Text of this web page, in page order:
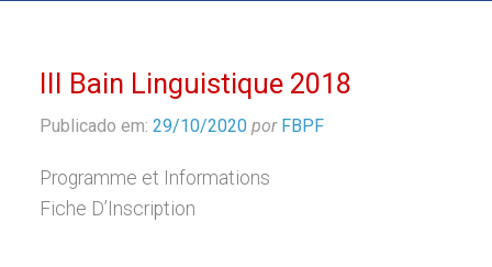
III Bain Linguistique 2018
Publicado em: 29/10/2020 por FBPF
Programme et Informations
Fiche D’Inscription